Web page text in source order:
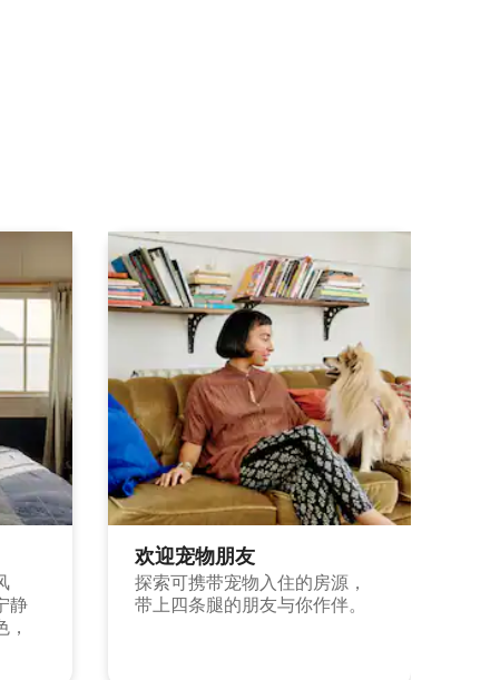
静
欢迎宠物朋友
探索可携带宠物入住的房源，
带上四条腿的朋友与你作伴。